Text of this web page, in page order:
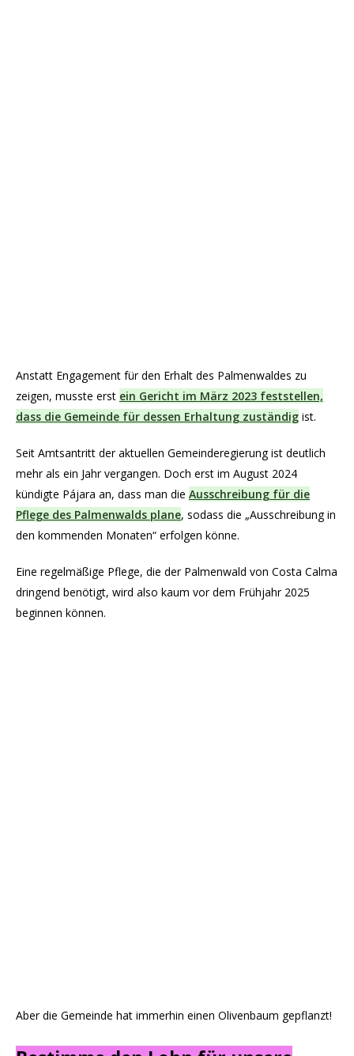
Anstatt Engagement für den Erhalt des Palmenwaldes zu
zeigen, musste erst ein Gericht im März 2023 feststellen,
dass die Gemeinde für dessen Erhaltung zuständig ist.
Seit Amtsantritt der aktuellen Gemeinderegierung ist deutlich
mehr als ein Jahr vergangen. Doch erst im August 2024
kündigte Pájara an, dass man die Ausschreibung für die
Pflege des Palmenwalds plane, sodass die „Ausschreibung in
den kommenden Monaten“ erfolgen könne.
Eine regelmäßige Pflege, die der Palmenwald von Costa Calma
dringend benötigt, wird also kaum vor dem Frühjahr 2025
beginnen können.
Aber die Gemeinde hat immerhin einen Olivenbaum gepflanzt!